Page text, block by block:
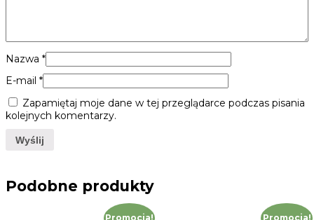
Nazwa *
E-mail *
Zapamiętaj moje dane w tej przeglądarce podczas pisania
kolejnych komentarzy.
Podobne produkty
Promocja! Promocja!